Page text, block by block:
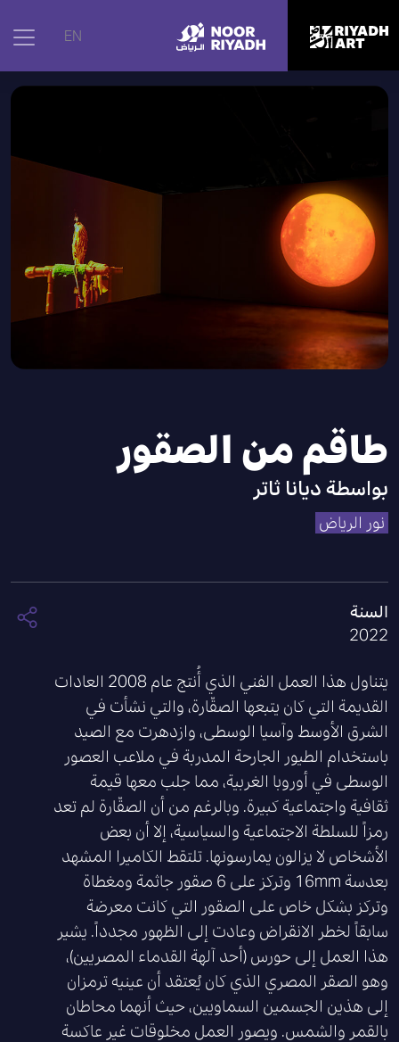
EN الرئيسية | الأعمال الفنية | طاقم من الصقور
طاقم من الصقور
بواسطة ديانا ثاتر
نور الرياض
السنة
2022
يتناول هذا العمل الفني الذي أُنتج عام
العادات
القديمة التي كان يتبعها الصقّارة، والتي نشأت في
الشرق الأوسط وآسيا الوسطى، وازدهرت مع الصيد
باستخدام الطيور الجارحة المدربة في ملاعب العصور
الوسطى في أوروبا الغربية، مما جلب معها قيمة
ثقافية واجتماعية كبيرة. وبالرغم من أن الصقّارة لم تعد
رمزاً للسلطة الاجتماعية والسياسية، إلا أن بعض
الأشخاص لا يزالون يمارسونها. تلتقط الكاميرا المشهد
بعدسة
وتركز على
صقور جاثمة ومغطاة
وتركز بشكل خاص على الصقور التي كانت معرضة
سابقاً لخطر الانقراض وعادت إلى الظهور مجدداً. يشير
هذا العمل إلى حورس (أحد آلهة القدماء المصريين)،
وهو الصقر المصري الذي كان يُعتقد أن عينيه ترمزان
إلى هذين الجسمين السماويين، حيث أنهما محاطان
بالقمر والشمس. ويصور العمل مخلوقات غير عاكسة